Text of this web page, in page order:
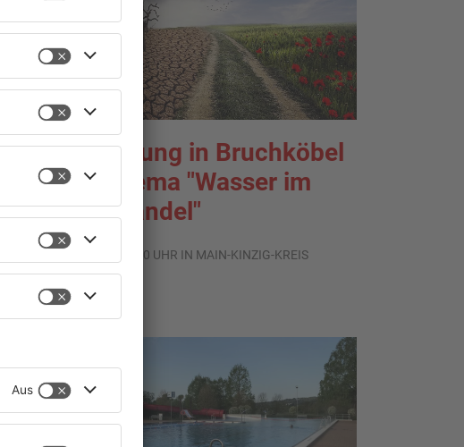
Ausstellung in Bruchköbel
zum Thema "Wasser im
Klimawandel"
07.08.2026, 05:00 UHR IN MAIN-KINZIG-KREIS